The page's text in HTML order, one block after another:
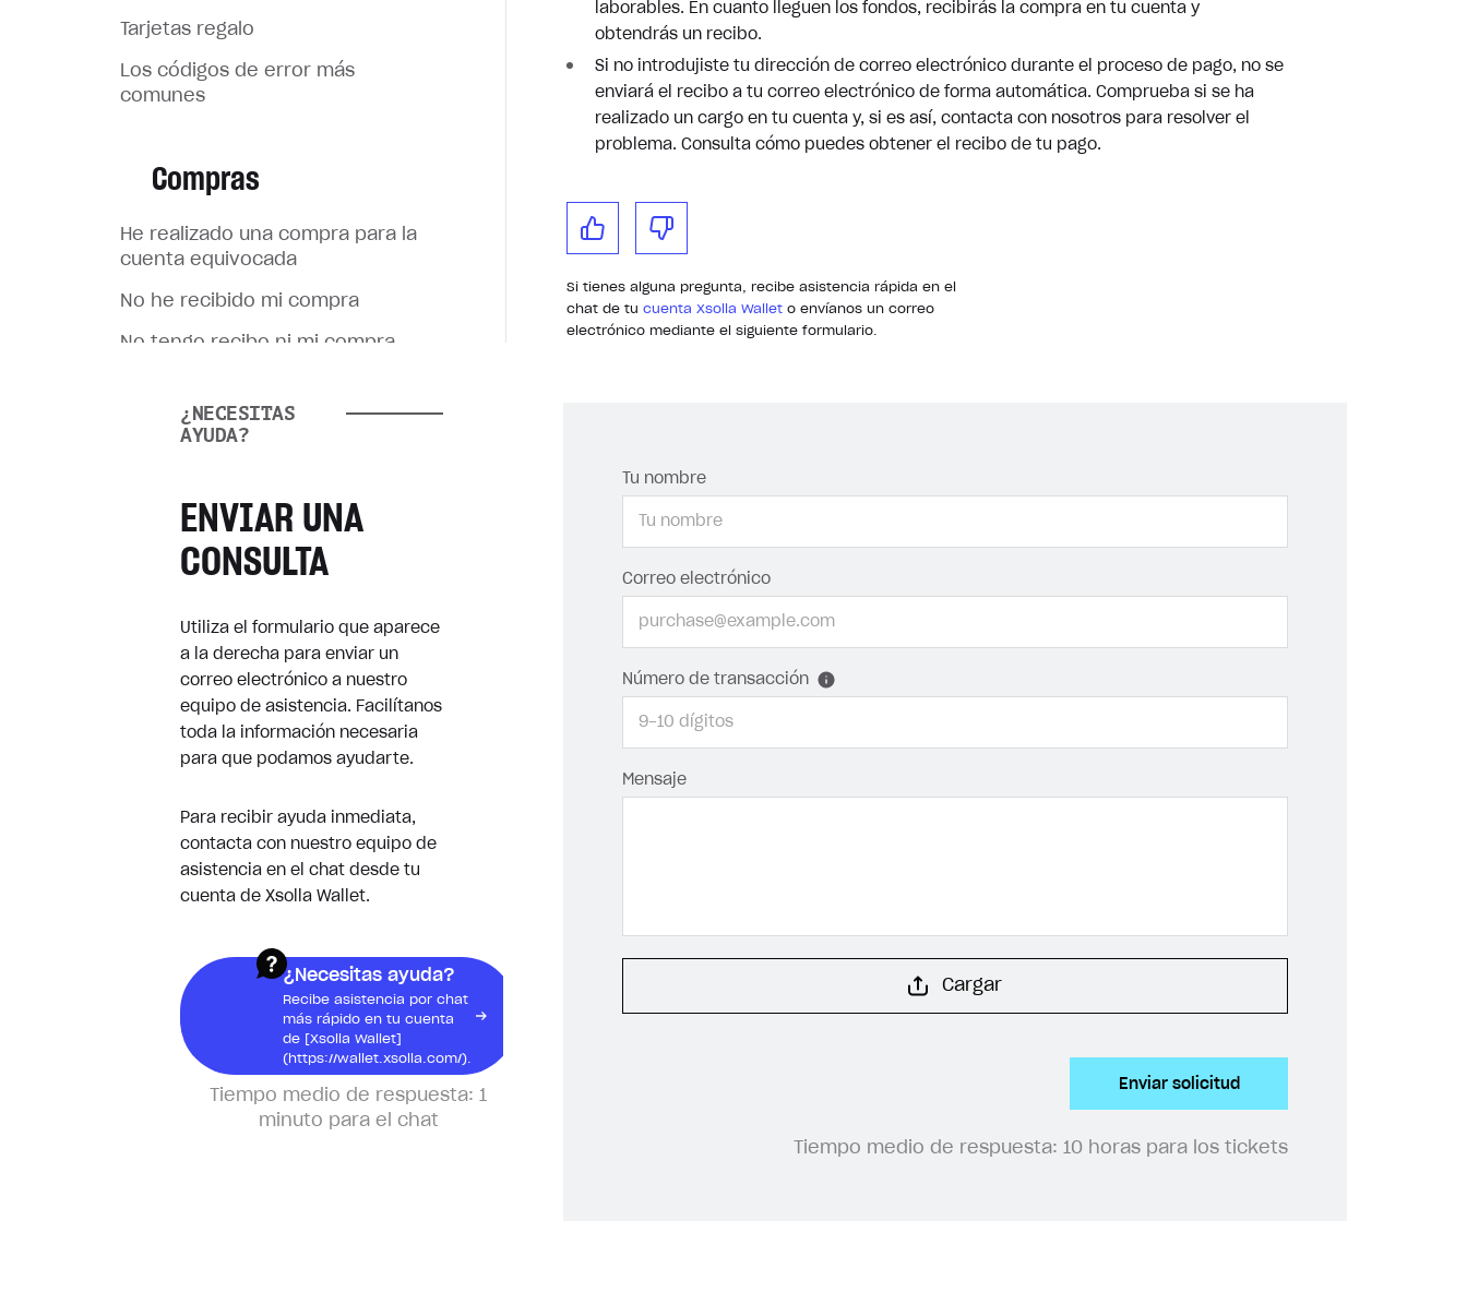
Tarjetas regalo
Los códigos de error más
comunes
Compras
He realizado una compra para la
cuenta equivocada
No he recibido mi compra
No tengo recibo ni mi compra
correctamente
Reembolsos
Reembolsar un producto físico
Recibos
¿Сómo puedo obtener un
¿Para qué necesito un recibo?
¿Dónde puedo encontrar mis
recibos?
Productos físicos
¿Por qué no se ha enviado mi
pedido aún?
No he recibido mi paquete
laborables. En cuanto lleguen los fondos, recibirás la compra en tu cuenta y
obtendrás un recibo.
Si no introdujiste tu dirección de correo electrónico durante el proceso de pago, no se
enviará el recibo a tu correo electrónico de forma automática. Comprueba si se ha
realizado un cargo en tu cuenta y, si es así, contacta con nosotros para resolver el
problema. Consulta cómo puedes obtener el recibo de tu pago.
Si tienes alguna pregunta, recibe asistencia rápida en el
chat de tucuenta Xsolla Wallet o envíanos un correo
electrónico mediante el siguiente formulario.
¿NECESITAS
AYUDA?
ENVIAR UNA
CONSULTA
Utiliza el formulario que aparece
a la derecha para enviar un
correo electrónico a nuestro
equipo de asistencia. Facilítanos
toda la información necesaria
para que podamos ayudarte.
Para recibir ayuda inmediata,
contacta con nuestro equipo de
asistencia en el chat desde tu
cuenta de Xsolla Wallet.
¿Necesitas ayuda?
Recibe asistencia por chat
más rápido en tu cuenta
de [Xsolla Wallet]
(https://wallet.xsolla.com/).
Tiempo medio de respuesta: 1
minuto para el chat
Tu nombre
Correo electrónico
Número de transacción
Mensaje
Cargar
Enviar solicitud
Tiempo medio de respuesta: 10 horas para los tickets